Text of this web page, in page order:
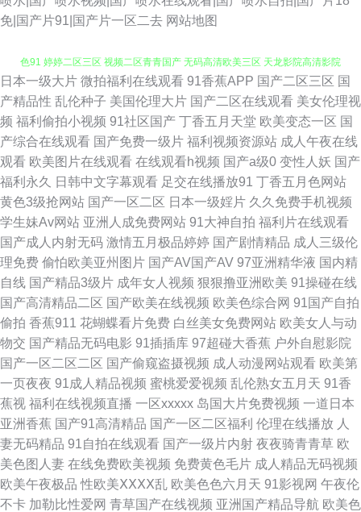
免|国产片91|国产片一区二去 网站地图
91色涩 欧美啪啪啪一区二区 亚洲伊人无码 在线理论片 亚洲美女图片 网站黄
色91 婷婷二区三区 视频二区青青国产 无码高清欧美三区 天龙影院高清影院
亚洲久久一道本视频 正品导航福利大全 91吃瓜抖阴 91九色蝌蚪视频网 91软
件看片下载 91午夜在线视频 91专媒 操操影视 欧美浮力电影院第一页 青苹果
乐园在线影视 日韩精品最新 深夜成人 日韩欧美天堂 日韩特级性交 性网址 性
生活在线免费观看 五月丁香激色婷五月天 伊人青青草综合网 在线不卡 成人
一级片 91n在线 91国视频在线观看 91欧美柠檬成人剧场 91社入口 91蜜桃
视频后入 91内射母女 91黄色的 91老熟女露脸精品 91国内在线观看 91成人
区 91av手机视频在线 正品导航福利大全 91豆花视频免费观看 91精品国产精
品 91黄色在线免费 91好福利 91黄色网 91豆花影院在线视频 先锋影院 网页
导航 午夜男女福利 我的小后妈高清观看 亚洲图片在线 野花免费观看在线观
日本一级大片 微拍福利在线观看 91香蕉APP 国产二区三区 国
产精品性 乱伦种子 美国伦理大片 国产二区在线观看 美女伦理视
频 福利偷拍小视频 91社区国产 丁香五月天堂 欧美变态一区 国
产综合在线观看 国产免费一级片 福利视频资源站 成人午夜在线
观看 欧美图片在线观看 在线观看h视频 国产a级0 变性人妖 国产
福利永久
日韩中文字幕观看 足交在线播放91 丁香五月色网站
黄色3级抢网站 国产一区二区 日本一级婬片 久久免费手机视频
学生妹Av网站 亚洲人成免费网站 91大神自拍 福利片在线观看
国产成人内射无码 激情五月极品婷婷 国产剧情精品 成人三级伦
理免费 偷怕欧美亚州图片 国产AV国产AV 97亚洲精华液 国内精
自线 国产精品3级片 成年女人视频 狠狠撸亚洲欧美 91操碰在线
国产高清精品二区 国产欧美在线视频 欧美色综合网 91国产自拍
偷拍 香蕉911 花蝴蝶看片免费 白丝美女免费网站 欧美女人与动
物交 国产精品无码电影 91插插库 97超碰大香蕉 户外自慰影院
国产一区二区二区 国产偷窥盗摄视频 成人动漫网站观看 欧美第
一页夜夜 91成人精品视频 蜜桃爱爱视频 乱伦熟女五月天 91香
蕉视 福利在线视频直播 一区xxxxx 岛国大片免费视频 一道日本
亚洲香蕉 国产91高清精品 国产一区二区福利 伦理在线播放 人
妻无码精品 91自拍在线观看 国产一级片内射 夜夜骑青青草 欧
美色图人妻 在线免费欧美视频 免费黄色毛片 成人精品无码视频
欧美午夜极品 性欧美ⅩⅩⅩⅩ乱 欧美色色六月天 91影视网 午夜伦
不卡 加勒比性爱网 青草国产在线视频 亚洲国产精品导航 欧美色